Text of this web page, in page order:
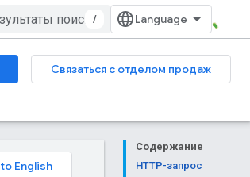
/
Связаться с отделом продаж
Содержание
HTTP-запрос